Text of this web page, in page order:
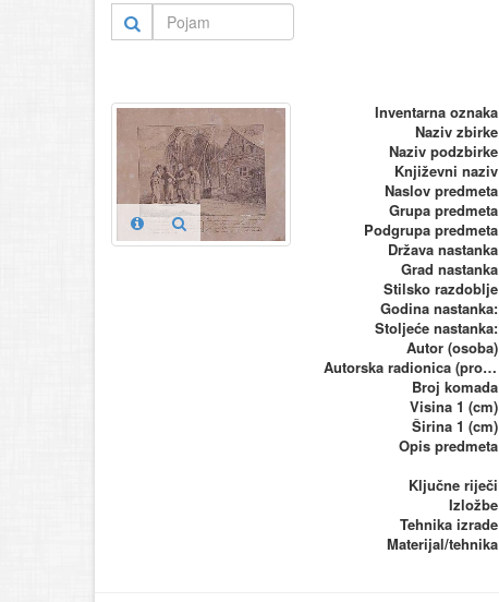
Inventarna oznaka
Naziv zbirke
Naziv podzbirke
Književni naziv
Naslov predmeta
Grupa predmeta
Podgrupa predmeta
Država nastanka
Grad nastanka
Stilsko razdoblje
Godina nastanka:
Stoljeće nastanka:
Autor (osoba)
Autorska radionica (proizvođač)
Broj komada
Visina 1 (cm)
Širina 1 (cm)
Opis predmeta
Ključne riječi
Izložbe
Tehnika izrade
Materijal/tehnika